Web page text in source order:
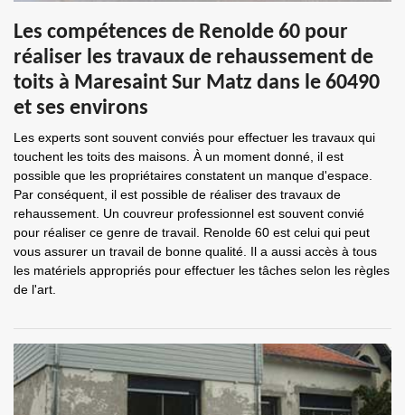
Les compétences de Renolde 60 pour
réaliser les travaux de rehaussement de
toits à Maresaint Sur Matz dans le 60490
et ses environs
Les experts sont souvent conviés pour effectuer les travaux qui
touchent les toits des maisons. À un moment donné, il est
possible que les propriétaires constatent un manque d'espace.
Par conséquent, il est possible de réaliser des travaux de
rehaussement. Un couvreur professionnel est souvent convié
pour réaliser ce genre de travail. Renolde 60 est celui qui peut
vous assurer un travail de bonne qualité. Il a aussi accès à tous
les matériels appropriés pour effectuer les tâches selon les règles
de l'art.